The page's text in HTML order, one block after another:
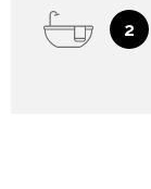
2